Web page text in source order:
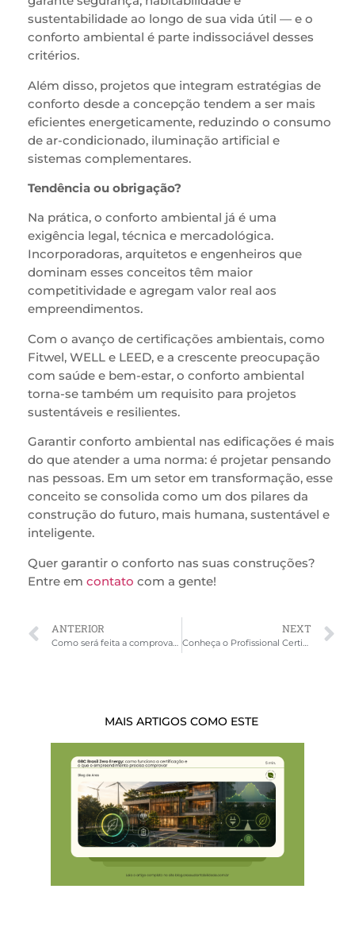
sustentabilidade ao longo de sua vida útil — e o
conforto ambiental é parte indissociável desses
critérios.
Além disso, projetos que integram estratégias de
conforto desde a concepção tendem a ser mais
eficientes energeticamente, reduzindo o consumo
de ar-condicionado, iluminação artificial e
sistemas complementares.
Tendência ou obrigação?
Na prática, o conforto ambiental já é uma
exigência legal, técnica e mercadológica.
Incorporadoras, arquitetos e engenheiros que
dominam esses conceitos têm maior
competitividade e agregam valor real aos
empreendimentos.
Com o avanço de certificações ambientais, como
Fitwel, WELL e LEED, e a crescente preocupação
com saúde e bem-estar, o conforto ambiental
torna-se também um requisito para projetos
sustentáveis e resilientes.
Garantir conforto ambiental nas edificações é mais
do que atender a uma norma: é projetar pensando
nas pessoas. Em um setor em transformação, esse
conceito se consolida como um dos pilares da
construção do futuro, mais humana, sustentável e
inteligente.
Quer garantir o conforto nas suas construções?
Entre em contato com a gente!
ANTERIOR
Como será feita a comprovação da eficiência energética das edificações no Brasil?
NEXT
Conheça o Profissional Certificado (PC): você está preparado para esse novo mercado?
MAIS ARTIGOS COMO ESTE